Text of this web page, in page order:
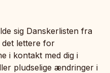
sig Danskerlisten fra
det lettere for
i kontakt med dig i
pludselige ændringer i